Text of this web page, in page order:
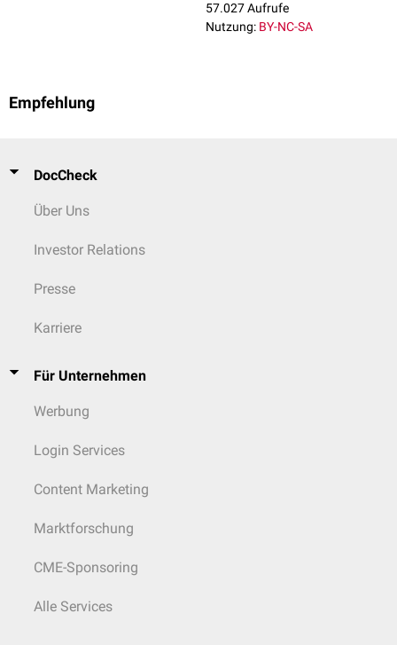
57.027 Aufrufe
Nutzung: BY-NC-SA
Empfehlung
DocCheck
Über Uns
Investor Relations
Presse
Karriere
Für Unternehmen
Werbung
Login Services
Content Marketing
Marktforschung
CME-Sponsoring
Alle Services